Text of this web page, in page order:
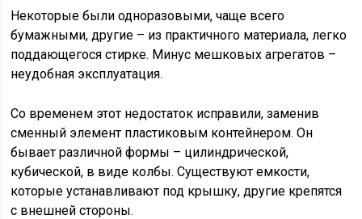
Некоторые были одноразовыми, чаще всего
бумажными, другие – из практичного материала, легко
поддающегося стирке. Минус мешковых агрегатов –
неудобная эксплуатация.
Со временем этот недостаток исправили, заменив
сменный элемент пластиковым контейнером. Он
бывает различной формы – цилиндрической,
кубической, в виде колбы. Существуют емкости,
которые устанавливают под крышку, другие крепятся
с внешней стороны.